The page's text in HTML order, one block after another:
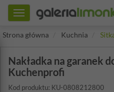
Toggle
navigation
Strona główna
Kuchnia
Nakładka na garanek
Kuchenprofi
Kod produktu: KU-0808212800